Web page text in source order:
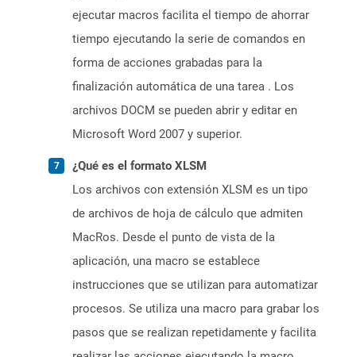
ejecutar macros facilita el tiempo de ahorrar
tiempo ejecutando la serie de comandos en
forma de acciones grabadas para la
finalización automática de una tarea . Los
archivos DOCM se pueden abrir y editar en
Microsoft Word 2007 y superior.
¿Qué es el formato XLSM
Los archivos con extensión XLSM es un tipo
de archivos de hoja de cálculo que admiten
MacRos. Desde el punto de vista de la
aplicación, una macro se establece
instrucciones que se utilizan para automatizar
procesos. Se utiliza una macro para grabar los
pasos que se realizan repetidamente y facilita